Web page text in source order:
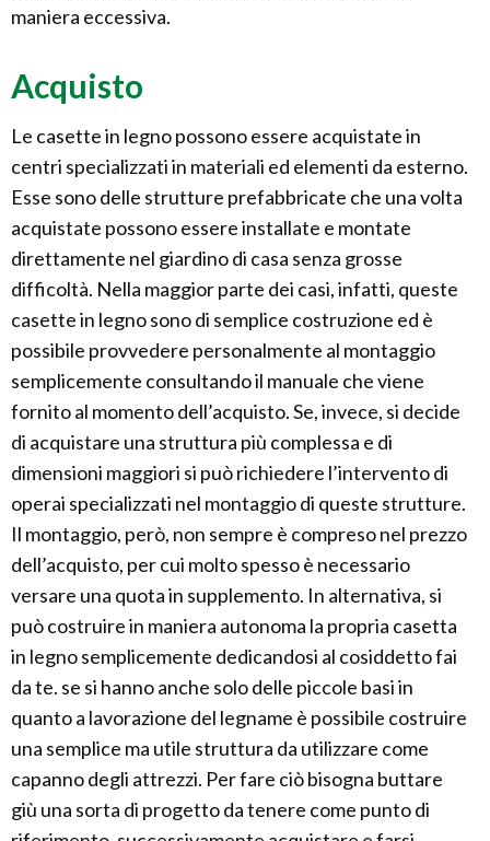
maniera eccessiva.
Acquisto
Le casette in legno possono essere acquistate in
centri specializzati in materiali ed elementi da esterno.
Esse sono delle strutture prefabbricate che una volta
acquistate possono essere installate e montate
direttamente nel giardino di casa senza grosse
difficoltà. Nella maggior parte dei casi, infatti, queste
casette in legno sono di semplice costruzione ed è
possibile provvedere personalmente al montaggio
semplicemente consultando il manuale che viene
fornito al momento dell’acquisto. Se, invece, si decide
di acquistare una struttura più complessa e di
dimensioni maggiori si può richiedere l’intervento di
operai specializzati nel montaggio di queste strutture.
Il montaggio, però, non sempre è compreso nel prezzo
dell’acquisto, per cui molto spesso è necessario
versare una quota in supplemento. In alternativa, si
può costruire in maniera autonoma la propria casetta
in legno semplicemente dedicandosi al cosiddetto fai
da te. se si hanno anche solo delle piccole basi in
quanto a lavorazione del legname è possibile costruire
una semplice ma utile struttura da utilizzare come
capanno degli attrezzi. Per fare ciò bisogna buttare
giù una sorta di progetto da tenere come punto di